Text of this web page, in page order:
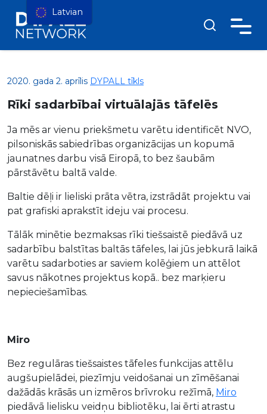
2020. gada 2. aprīlis DYPALL tīkls
Rīki sadarbībai virtuālajās tāfelēs
Ja mēs ar vienu priekšmetu varētu identificēt NVO,
pilsoniskās sabiedrības organizācijas un kopumā
jaunatnes darbu visā Eiropā, to bez šaubām
pārstāvētu baltā valde.
Baltie dēļi ir lieliski prāta vētra, izstrādāt projektu vai
pat grafiski aprakstīt ideju vai procesu.
Tālāk minētie bezmaksas rīki tiešsaistē piedāvā uz
sadarbību balstītas baltās tāfeles, lai jūs jebkurā laikā
varētu sadarboties ar saviem kolēģiem un attēlot
savus nākotnes projektus kopā.. bez marķieru
nepieciešamības.
Miro
Bez regulāras tiešsaistes tāfeles funkcijas attēlu
augšupielādei, piezīmju veidošanai un zīmēšanai
dažādās krāsās un izmēros brīvroku režīmā, Miro
piedāvā lielisku veidņu bibliotēku, lai ērti atrastu
Latvian